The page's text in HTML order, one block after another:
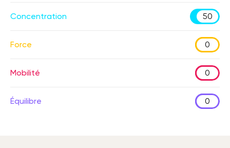
Concentration 50
Force 0
Mobilité 0
Équilibre 0